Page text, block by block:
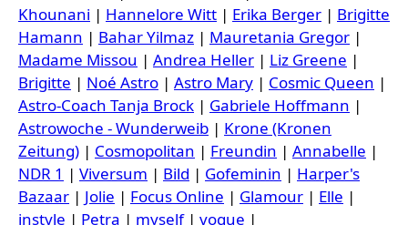
Khounani | Hannelore Witt | Erika Berger | Brigitte
Hamann | Bahar Yilmaz | Mauretania Gregor |
Madame Missou | Andrea Heller | Liz Greene |
Brigitte | Noé Astro | Astro Mary | Cosmic Queen |
Astro-Coach Tanja Brock | Gabriele Hoffmann |
Astrowoche - Wunderweib | Krone (Kronen
Zeitung) | Cosmopolitan | Freundin | Annabelle |
NDR 1 | Viversum | Bild | Gofeminin | Harper's
Bazaar | Jolie | Focus Online | Glamour | Elle |
instyle | Petra | myself| vogue |